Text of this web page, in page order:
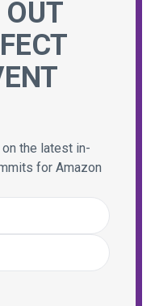
OUT
the latest in-
for Amazon